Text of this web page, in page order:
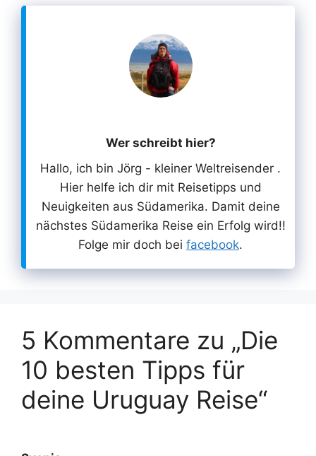
Wer schreibt hier?
Hallo, ich bin Jörg - kleiner Weltreisender .
Hier helfe ich dir mit Reisetipps und
Neuigkeiten aus Südamerika. Damit deine
nächstes Südamerika Reise ein Erfolg wird!!
Folge mir doch bei facebook.
5 Kommentare zu „Die
10 besten Tipps für
deine Uruguay Reise“